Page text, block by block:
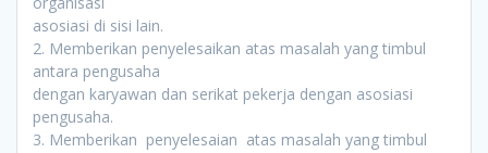
asosiasi di sisi lain.
2. Memberikan penyelesaikan atas masalah yang timbul
antara pengusaha
dengan karyawan dan serikat pekerja dengan asosiasi
pengusaha.
3. Memberikan penyelesaian atas masalah yang timbul